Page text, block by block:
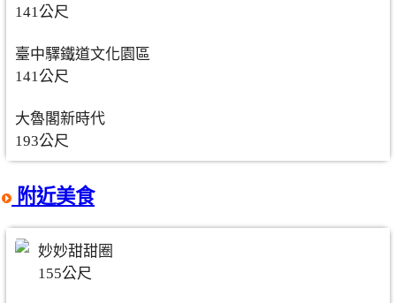
141公尺
臺中驛鐵道文化園區
141公尺
大魯閣新時代
193公尺
附近美食
妙妙甜甜圈
155公尺